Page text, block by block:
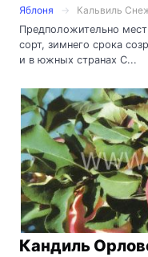
Яблоня
Кальвиль
Предположительно
сорт, зимнего срока
и в южных странах С...
Кандиль